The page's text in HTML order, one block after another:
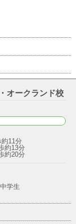
オークランド校
11分
約13分
約20分
学生